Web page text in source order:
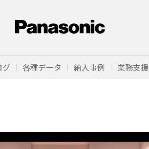
グ 各種データ 納入事例 業務支援